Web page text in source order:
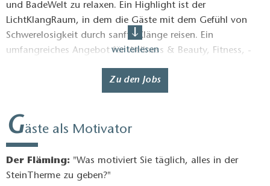
und BadeWelt zu relaxen. Ein Highlight ist der
LichtKlangRaum, in dem die Gäste mit dem Gefühl von
Schwerelosigkeit durch sanfte Klänge reisen. Ein
umfangreiches Angebot für Wellness & Beauty, Fitness, ­
Innovator und Initiator für die Gesundheitsdestination Bad
So abwechslungsreich wie ein Besuch ist auch die Arbeit in
der SteinTherme. Hier ist nie Stillstand. Ob Gesundheit,
Gastronomie, Verwaltung oder Marketing – in der
SteinTherme laufen die Fäden vieler verschiedener
weiterlesen
Zu den Jobs
Gäste als Motivator
Der Fläming: "Was motiviert Sie täglich, alles in der
SteinTherme zu geben?"